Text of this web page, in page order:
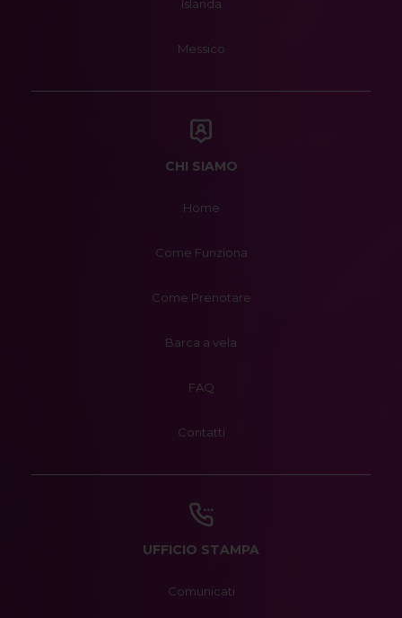
Islanda
Messico
CHI SIAMO
Home
Come Funziona
Come Prenotare
Barca a vela
FAQ
Contatti
UFFICIO STAMPA
Comunicati